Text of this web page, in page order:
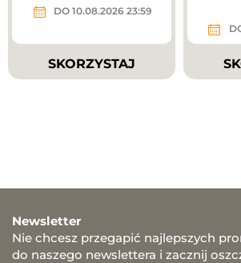
DO 10.08.2026 23:59
SKORZYSTAJ
Newsletter
Nie chcesz przegapić najlepszych
do naszego newslettera i zacznij